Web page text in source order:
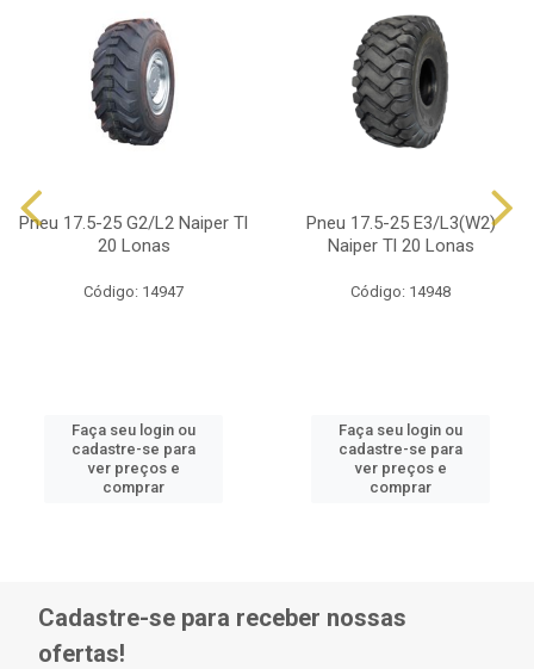
Pneu 17.5-25 G2/L2 Naiper Tl
20 Lonas
Código: 14947
Faça seu login ou
cadastre-se para
ver preços e
comprar
Pneu 17.5-25 E3/L3(W2)
Naiper Tl 20 Lonas
Código: 14948
Faça seu login ou
cadastre-se para
ver preços e
comprar
Cadastre-se para receber nossas
ofertas!